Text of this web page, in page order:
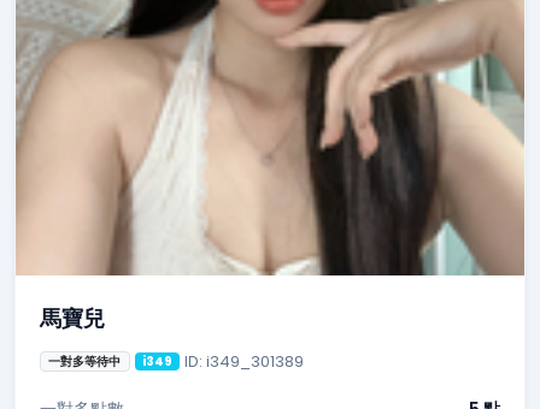
馬寶兒
一對多等待中 i349 ID: i349_301389